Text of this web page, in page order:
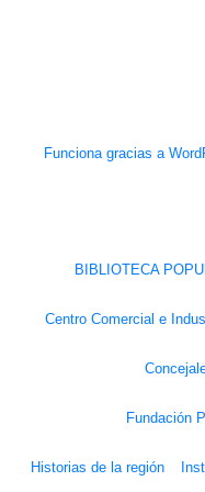
Funciona gracias a
BIBLIOTECA
Centro Comercial e
Fundación
Historias de la región